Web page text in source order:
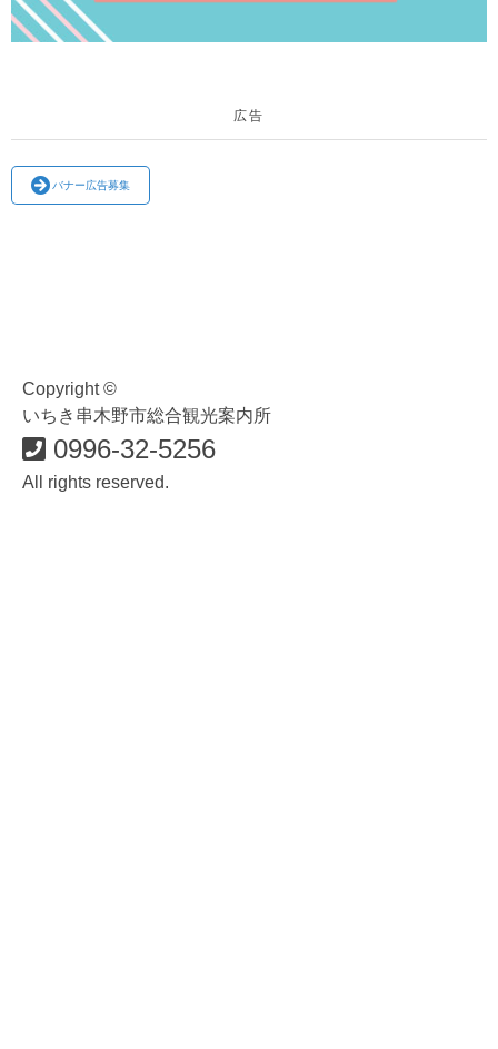
広告
バナー広告募集
Copyright ©
いちき串木野市総合観光案内所
0996-32-5256
All rights reserved.